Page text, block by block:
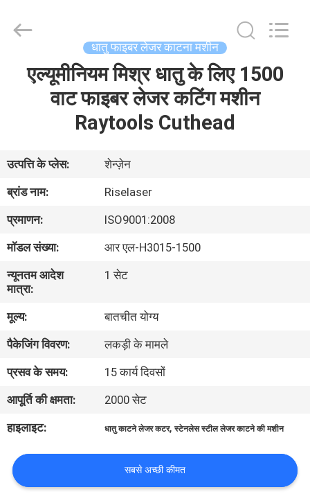
वीआर
शो
हमारे
बारे
में
कारखाना
भ्रमण
गुणवत्ता
नियंत्रण
संपर्क
करें
Technology
Reserved.
धातु फाइबर लेजर काटना मशीन
एल्यूमीनियम मिश्र धातु के लिए 1500
वाट फाइबर लेजर कटिंग मशीन
Raytools Cuthead
उत्पत्ति के प्लेस:
शेन्ज़ेन
ब्रांड नाम:
Riselaser
प्रमाणन:
ISO9001:2008
मॉडल संख्या:
आर एल-H3015-1500
न्यूनतम आदेश
मात्रा:
1 सेट
मूल्य:
बातचीत योग्य
पैकेजिंग विवरण:
लकड़ी के मामले
प्रसव के समय:
15 कार्य दिवसों
आपूर्ति की क्षमता:
2000 सेट
हाइलाइट:
धातु काटने लेजर कटर,स्टेनलेस स्टील लेजर काटने की मशीन
सबसे अच्छी कीमत